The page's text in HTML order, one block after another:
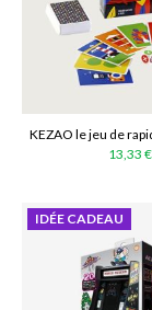
KEZAO le jeu de
13,33 €
IDÉE CADEAU